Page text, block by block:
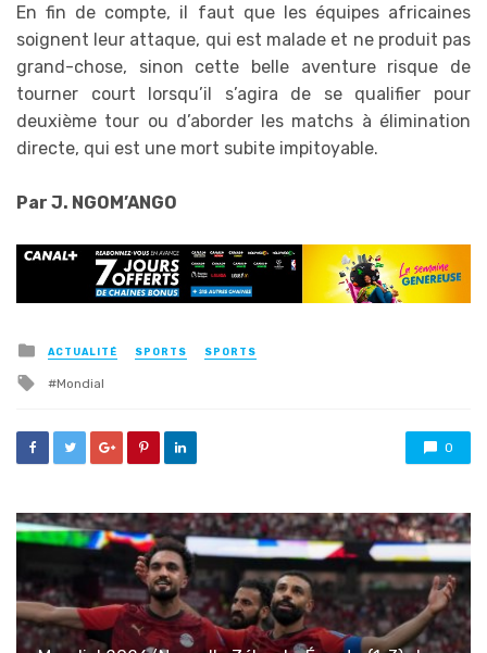
En fin de compte, il faut que les équipes africaines
soignent leur attaque, qui est malade et ne produit pas
grand-chose, sinon cette belle aventure risque de
tourner court lorsqu’il s’agira de se qualifier pour
deuxième tour ou d’aborder les matchs à élimination
directe, qui est une mort subite impitoyable.
Par J. NGOM’ANGO
Posted
in
ACTUALITÉ SPORTS SPORTS
Tagged
Mondial
0